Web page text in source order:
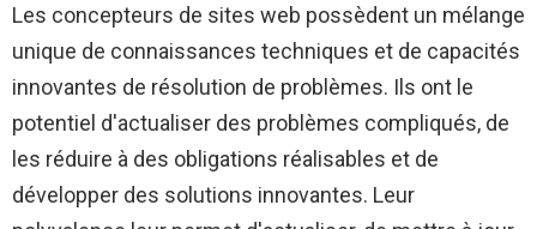
Les concepteurs de sites web possèdent un mélange
unique de connaissances techniques et de capacités
innovantes de résolution de problèmes. Ils ont le
potentiel d'actualiser des problèmes compliqués, de
les réduire à des obligations réalisables et de
développer des solutions innovantes. Leur